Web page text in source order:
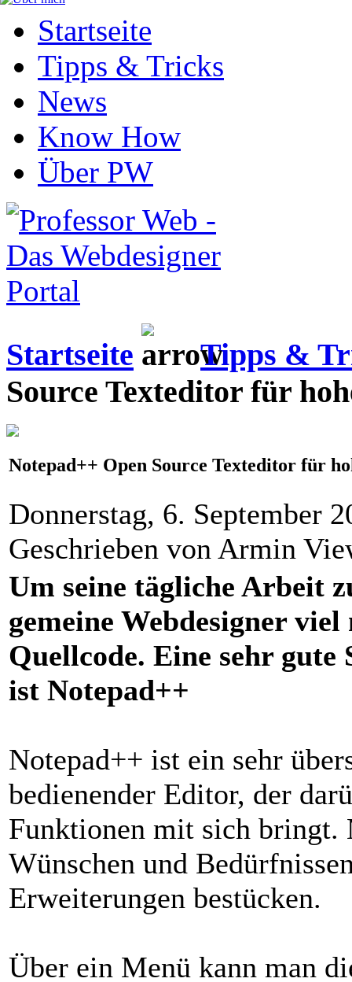
Startseite
Tipps & Tricks
News
Know How
Über PW
Startseite
Tipps &
Source Texteditor für
Notepad++ Open Source Texteditor für
Donnerstag, 6. September
Geschrieben von Armin
Um seine tägliche Arbeit
gemeine Webdesigner
Quellcode. Eine sehr
ist Notepad++
Notepad++ ist ein sehr
bedienender Editor, der
Funktionen mit sich bringt.
Wünschen und
Erweiterungen bestücken.
Über ein Menü kann man